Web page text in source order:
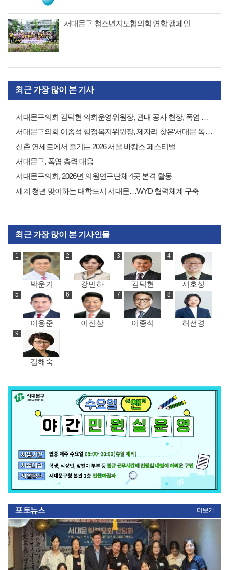
서대문구 청소년지도협의회 연합 캠페인
최근 가장 많이 본 기사
서대문구의회 김덕현 의회운영위원장, 관내 공사 현장, 폭염 피해 없도록 점검 나서
서대문구의회 이종석 행정복지위원장, 제자리 찾은‘서대문 독립 민주 축제’환영 뜻 밝혀
신촌 연세로에서 즐기는 2026 서울 바캉스 페스티벌
서대문구, 폭염 총력 대응
서대문구의회, 2026년 의원연구단체 4곳 본격 활동
세계 청년 맞이하는 대학도시 서대문…WYD 협력체계 구축
최근 가장 많이 본 기사인물
박운기 강민하 김덕현 서호성
이용준 이진삼 이종석 허선경
김해숙
포토뉴스 더보기